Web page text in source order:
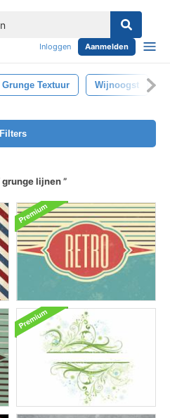
Inloggen Aanmelden
Grunge Textuur Wijnoogst
Filters
grunge lijnen